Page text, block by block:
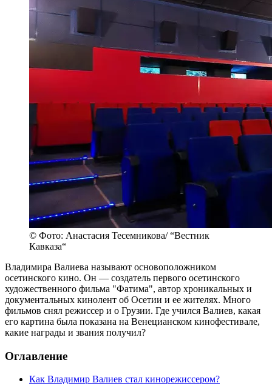
© Фото: Анастасия Тесемникова/ “Вестник
Кавказа“
Владимира Валиева называют основоположником
осетинского кино. Он — создатель первого осетинского
художественного фильма "Фатима", автор хроникальных и
документальных кинолент об Осетии и ее жителях. Много
фильмов снял режиссер и о Грузии. Где учился Валиев, какая
его картина была показана на Венецианском кинофестивале,
какие награды и звания получил?
Оглавление
Как Владимир Валиев стал кинорежиссером?